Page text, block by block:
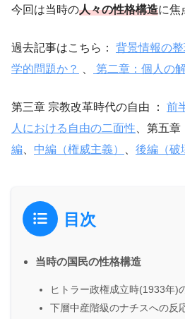
今回は当時の人々の性格構造に焦
過去記事はこちら： 背景情報の整
学的問題か？
第二章：個人の
第三章 宗教改革時代の自由 ： 前
人における自由の二面性 、第五
編
中編（権威主義） 後編（破
目次
当時の国民の性格構造
ヒトラー政権成立時(1933年)
下層中産階級のナチスへの反